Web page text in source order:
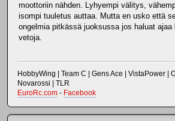
moottoriin nähden. Lyhyempi välitys,
isompi tuuletus auttaa. Mutta en usko että
ongelmia pitkässä juoksussa jos haluat
vetoja.
HobbyWing | Team C | Gens Ace | VistaPower |
Novarossi | TLR
EuroRc.com - Facebook